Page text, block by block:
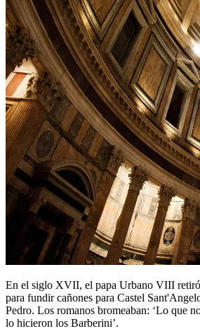
En el siglo XVII, el papa Urbano VIII
para fundir cañones para Castel
Pedro. Los romanos bromeaban: ‘Lo que
lo hicieron los Barberini’.